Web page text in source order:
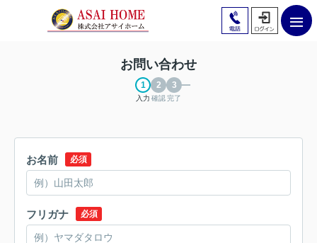
お問い合わせ
入力 確認完了
お名前 必須
フリガナ 必須